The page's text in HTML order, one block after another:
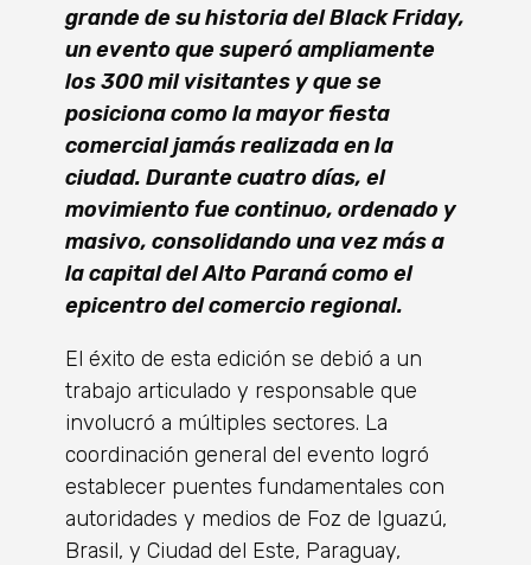
grande de su historia del Black Friday,
un evento que superó ampliamente
los 300 mil visitantes y que se
posiciona como la mayor fiesta
comercial jamás realizada en la
ciudad. Durante cuatro días, el
movimiento fue continuo, ordenado y
masivo, consolidando una vez más a
la capital del Alto Paraná como el
epicentro del comercio regional.
El éxito de esta edición se debió a un
trabajo articulado y responsable que
involucró a múltiples sectores. La
coordinación general del evento logró
establecer puentes fundamentales con
autoridades y medios de Foz de Iguazú,
Brasil, y Ciudad del Este, Paraguay,